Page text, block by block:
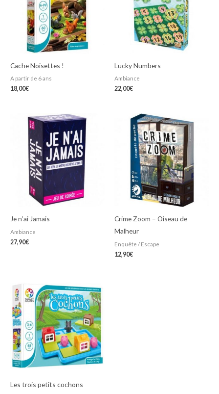
Cache Noisettes !
A partir de 6 ans
18,00€
Lucky Numbers
Ambiance
22,00€
Je n’ai Jamais
Ambiance
27,90€
Crime Zoom – Oiseau de
Malheur
Enquête / Escape
12,90€
Les trois petits cochons